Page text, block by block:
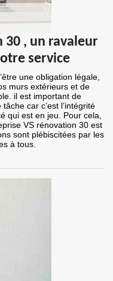
30 , un ravaleur
service
une obligation légale,
murs extérieurs et de
il est important de
car c’est l’intégrité
qui est en jeu. Pour cela,
VS rénovation 30 est
sont plébiscitées par les
à tous.